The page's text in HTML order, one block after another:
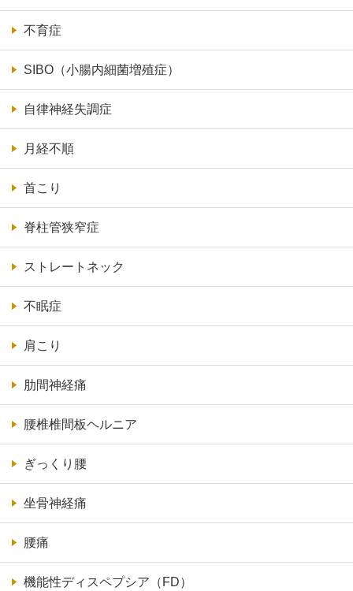
不育症
SIBO（小腸内細菌増殖症）
自律神経失調症
月経不順
首こり
脊柱管狭窄症
ストレートネック
不眠症
肩こり
肋間神経痛
腰椎椎間板ヘルニア
ぎっくり腰
坐骨神経痛
腰痛
機能性ディスペプシア（FD）